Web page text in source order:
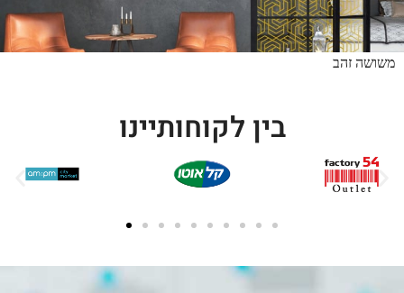
משושה זהב
בין לקוחותיינו